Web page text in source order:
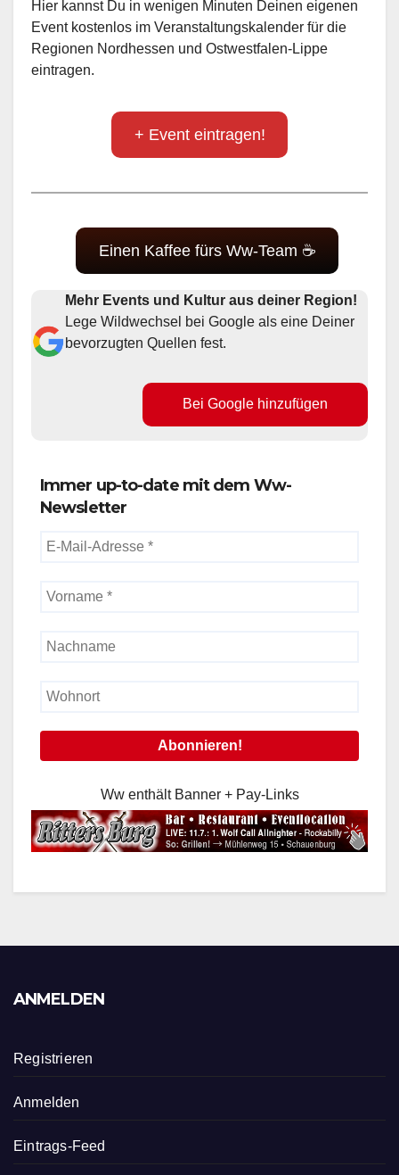
Hier kannst Du in wenigen Minuten Deinen eigenen
Event kostenlos im Veranstaltungskalender für die
Regionen Nordhessen und Ostwestfalen-Lippe
eintragen.
+ Event eintragen!
Einen Kaffee fürs Ww-Team ☕
Mehr Events und Kultur aus deiner Region!
Lege Wildwechsel bei Google als eine Deiner
bevorzugten Quellen fest.
Bei Google hinzufügen
Immer up-to-date mit dem Ww-
Newsletter
Ww enthält Banner + Pay-Links
ANMELDEN
Registrieren
Anmelden
Eintrags-Feed